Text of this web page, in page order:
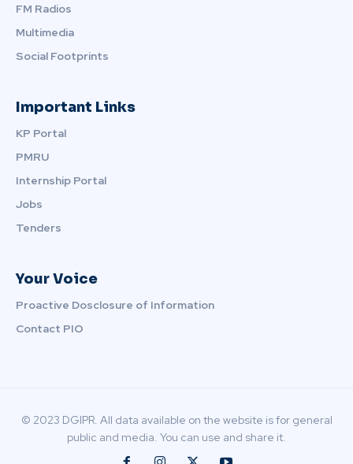
FM Radios
Multimedia
Social Footprints
Important Links
KP Portal
PMRU
Internship Portal
Jobs
Tenders
Your Voice
Proactive Dosclosure of Information
Contact PIO
© 2023 DGIPR. All data available on the website is for general
public and media. You can use and share it.